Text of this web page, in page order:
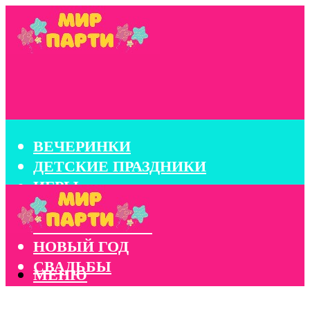
ВЕЧЕРИНКИ
ДЕТСКИЕ ПРАЗДНИКИ
ИГРЫ
КОНКУРСЫ
КОРПОРАТИВЫ
НОВЫЙ ГОД
СВАДЬБЫ
МЕНЮ